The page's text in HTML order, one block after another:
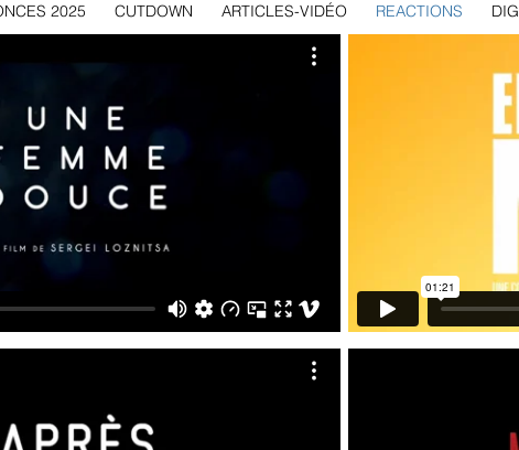
2025 CUTDOWN ARTICLES-VIDÉO REACTIONS